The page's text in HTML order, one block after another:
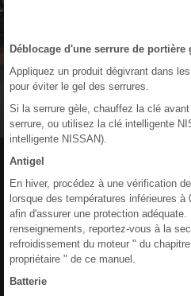
Déblocage d'une serrure de portière
Appliquez un produit dégivrant dans
pour éviter le gel des serrures.
Si la serrure gèle, chauffez la clé
serrure, ou utilisez la clé intelligente
intelligente NISSAN).
Antigel
En hiver, procédez à une vérification
lorsque des températures inférieures
afin d'assurer une protection
renseignements, reportez-vous à la
refroidissement du moteur " du
propriétaire " de ce manuel.
Batterie